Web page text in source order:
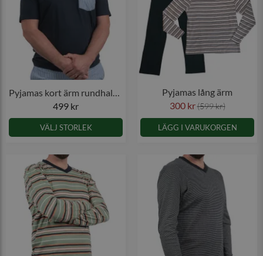
Pyjamas kort ärm rundhals blå
499 kr
VÄLJ STORLEK
Pyjamas lång ärm
300 kr(599 kr)
LÄGG I VARUKORGEN